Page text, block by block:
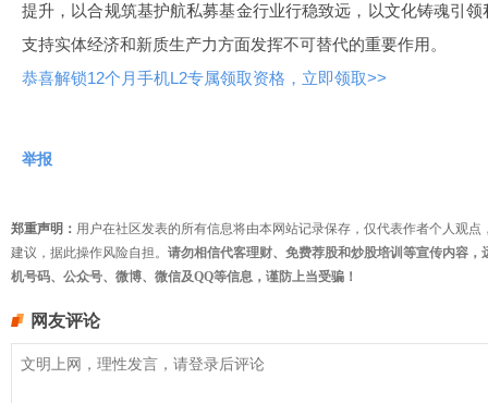
提升，以合规筑基护航私募基金行业行稳致远，以文化铸魂引
支持实体经济和新质生产力方面发挥不可替代的重要作用。
恭喜解锁12个月手机L2专属领取资格，立即领取>>
举报
郑重声明： 用户在社区发表的所有信息将由本网站记录保存，仅代表作者个人观
建议，据此操作风险自担。 请勿相信代客理财、免费荐股和炒股培训等宣传内容
机号码、公众号、微博、微信及QQ等信息，谨防上当受骗！
网友评论